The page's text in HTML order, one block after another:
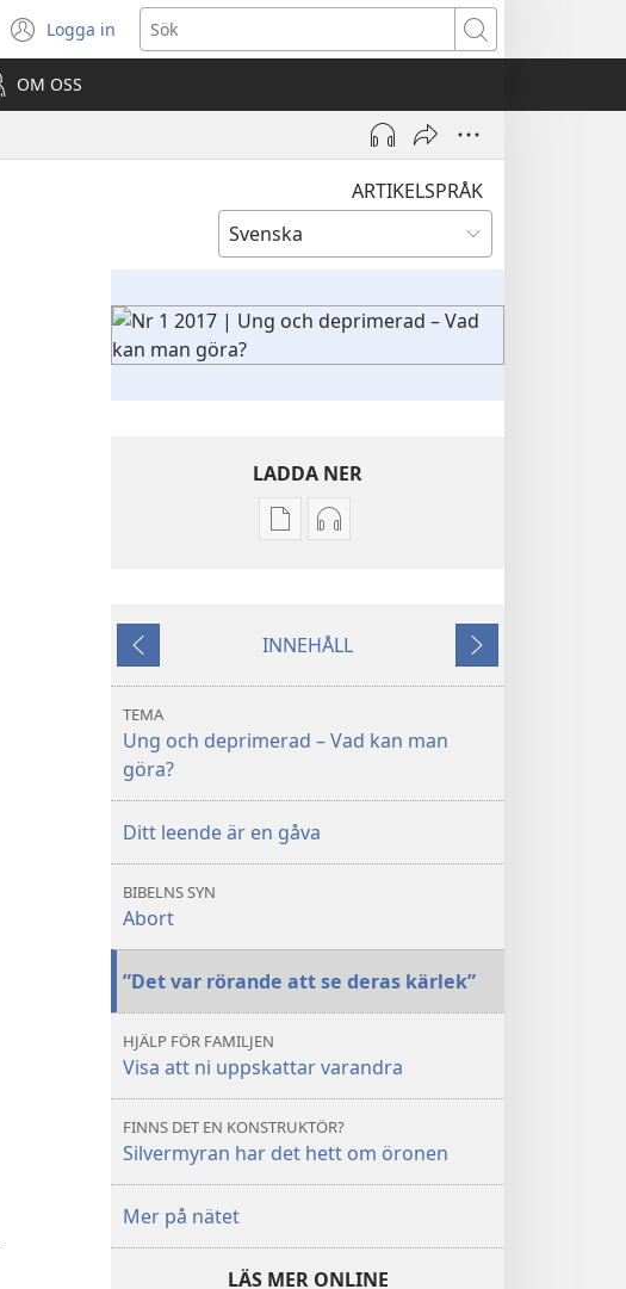
Logga in
(öppnar
nytt
fönster)
Sök
OM OSS
ARTIKELSPRÅK
LADDA NER
Valmöjligheter
publikationer
och
Vad
kan
Valmöjligheter
ljud
och
Föregående
INNEHÅLL
Nästa
TEMA
Ung och deprimerad – Vad kan man
göra?
Ditt leende är en gåva
BIBELNS SYN
Abort
”Det var rörande att se deras kärlek”
HJÄLP FÖR FAMILJEN
Visa att ni uppskattar varandra
FINNS DET EN KONSTRUKTÖR?
Silvermyran har det hett om öronen
Mer på nätet
LÄS MER ONLINE